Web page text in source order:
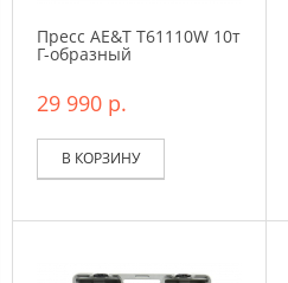
Пресс AE&T T61110W 10т
Г-образный
29 990 р.
В КОРЗИНУ